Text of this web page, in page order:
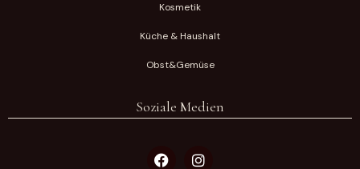
Kosmetik
Küche & Haushalt
Obst&Gemüse
Soziale Medien